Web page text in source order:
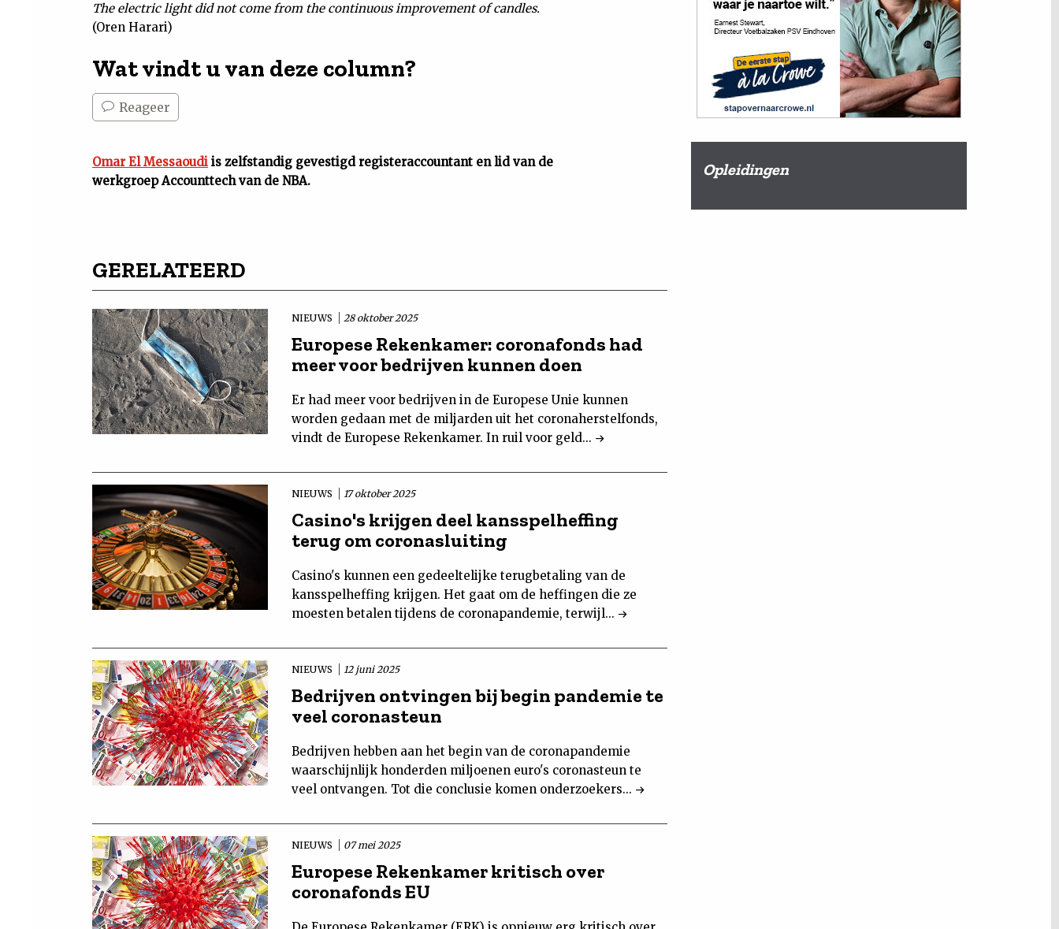
The electric light did not come from the continuous improvement of candles.
(Oren Harari)
Wat vindt u van deze column?
Reageer
Omar El Messaoudi is zelfstandig gevestigd registeraccountant en lid van de
werkgroep Accounttech van de NBA.
GERELATEERD
NIEUWS 28 oktober 2025
Europese Rekenkamer: coronafonds had
meer voor bedrijven kunnen doen
Er had meer voor bedrijven in de Europese Unie kunnen
worden gedaan met de miljarden uit het coronaherstelfonds,
vindt de Europese Rekenkamer. In ruil voor geld...
NIEUWS 17 oktober 2025
Casino's krijgen deel kansspelheffing
terug om coronasluiting
Casino's kunnen een gedeeltelijke terugbetaling van de
kansspelheffing krijgen. Het gaat om de heffingen die ze
moesten betalen tijdens de coronapandemie, terwijl...
NIEUWS 12 juni 2025
Bedrijven ontvingen bij begin pandemie te
veel coronasteun
Bedrijven hebben aan het begin van de coronapandemie
waarschijnlijk honderden miljoenen euro's coronasteun te
veel ontvangen. Tot die conclusie komen onderzoekers...
NIEUWS 07 mei 2025
Europese Rekenkamer kritisch over
coronafonds EU
Opleidingen